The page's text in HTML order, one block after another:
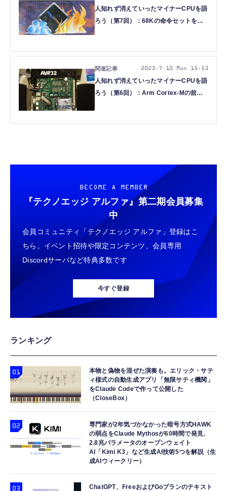
人知れず消えていったマイナーCPUを語
ろう（第7回）：68Kの命令セットを利
人知れず消えていったマイナーCPUを語
ろう（第6回）：Arm Cortex-Mの前に
2023.7.10 Mon 15:53
BECOME A MEMBER
『テクノエッジ アルファ』 第二期会員募集
中
会員コミュニティ「テクノエッジ アルファ」登録はこ
ちら。イベント招待や限定コンテンツ、会員専用
Discordサーバなど特典多数です
今すぐ登録
ランキング
本物と偽物を混ぜた演奏も。エリック・サテ
ィ様式の自動生成アプリ「無限サティ機関」
をClaude Codeで作って公開した
（CloseBox）
専門家が2年気づかなかった暗号方式HAWK
の弱点をClaude Mythosが60時間で発見、
2.8兆パラメータのオープンウェイト
AI「Kimi K3」など生成AI技術5つを解説（生
成AIウィークリー）
ChatGPT、FreeおよびGoプランのテキスト